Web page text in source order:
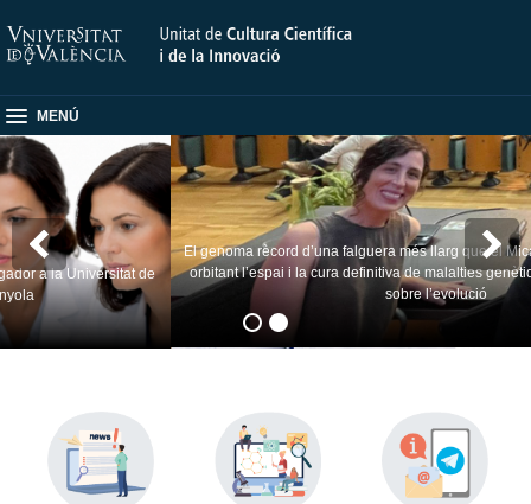
MENÚ
de
El genoma rècord d’una falguera més llarg que el Micalet, formigues
orbitant l’espai i la cura definitiva de malalties genètiques: algunes
sobre l’evolució